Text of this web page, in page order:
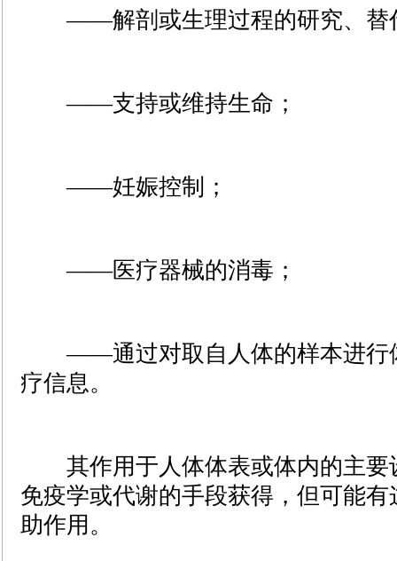
――解剖或生理过程的研究、替
――支持或维持生命；
――妊娠控制；
—―医疗器械的消毒；
—―通过对取自人体的样本进行
疗信息。
其作用于人体体表或体内的主要
免疫学或代谢的手段获得，但可能
助作用。